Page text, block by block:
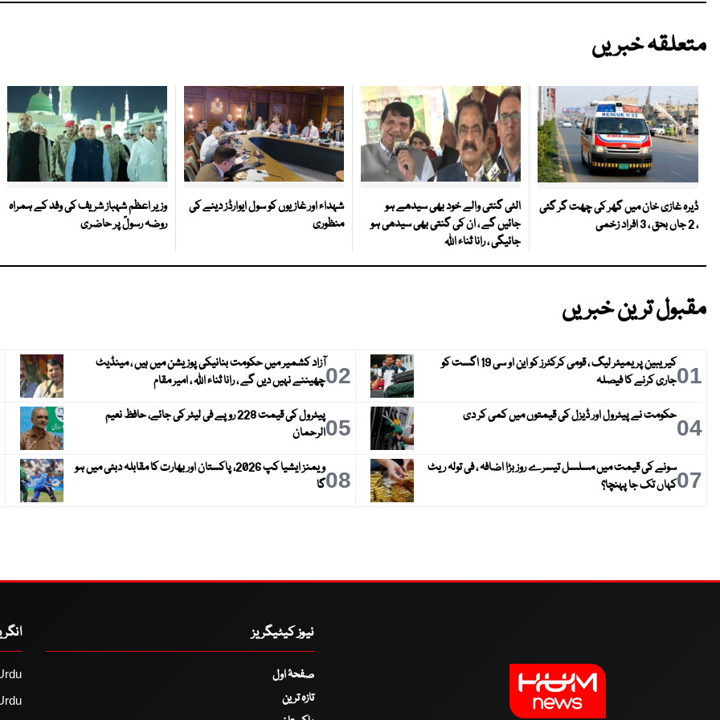
متعلقہ خبریں
ڈیرہ غازی خان میں گھر کی چھت گر گئی
، 2 جاں بحق ، 3 افراد زخمی
الٹی گنتی والے خود بھی سیدھے ہو
جائیں گے ، ان کی گنتی بھی سیدھی ہو
جائیگی ، رانا ثناء اللہ
شہداء اور غازیوں کو سول ایوارڈز دینے کی
منظوری
وزیر اعظم شہباز شریف کی وفد کے ہمراہ
روضہ رسولؐ پر حاضری
مقبول ترین خبریں
01
کیریبین پریمیئر لیگ ، قومی کرکٹرز کو این او سی 19 اگست کو
جاری کرنے کا فیصلہ
02آزاد کشمیر میں حکومت بنانیکی پوزیشن میں ہیں ، مینڈیٹ
چھیننے نہیں دیں گے ، رانا ثناء اللہ ، امیر مقام
04حکومت نے پیٹرول اور ڈیزل کی قیمتوں میں کمی کر دی 05
پیٹرول کی قیمت 228 روپے فی لیٹر کی جائے، حافظ نعیم
الرحمان
07سونے کی قیمت میں مسلسل تیسرے روز بڑا اضافہ ، فی تولہ ریٹ
کہاں تک جا پہنچا؟
08
ویمنز ایشیا کپ 2026، پاکستان اور بھارت کا مقابلہ دبئی میں ہو
گا
نیوز کیٹیگریز
صفحۂ اول
تازہ ترین